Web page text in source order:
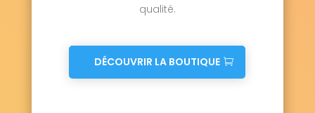
qualité.
DÉCOUVRIR LA BOUTIQUE